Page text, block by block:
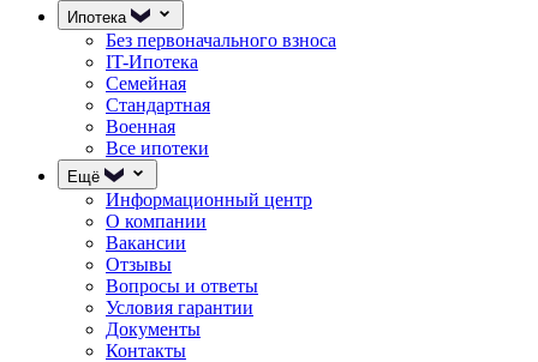
Ипотека
Без первоначального взноса
IT-Ипотека
Семейная
Стандартная
Военная
Все ипотеки
Ещё
Информационный центр
О компании
Вакансии
Отзывы
Вопросы и ответы
Условия гарантии
Документы
Контакты